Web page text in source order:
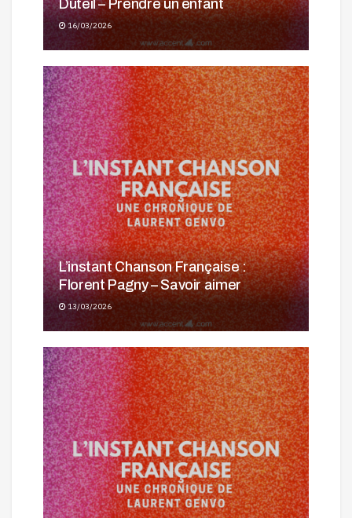
Duteil – Prendre un enfant
16/03/2026
L’instant Chanson Française :
Florent Pagny – Savoir aimer
13/03/2026